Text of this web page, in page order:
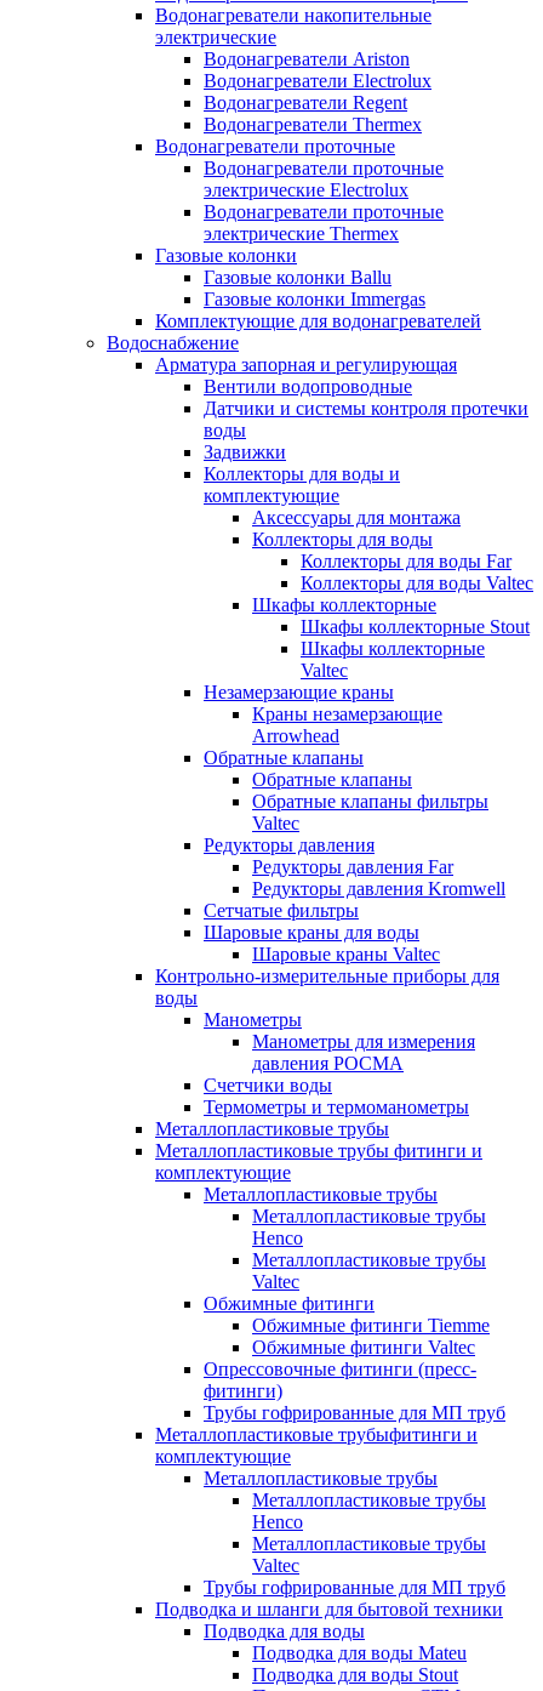
Водонагреватели накопительные
электрические
Водонагреватели Ariston
Водонагреватели Electrolux
Водонагреватели Regent
Водонагреватели Thermex
Водонагреватели проточные
Водонагреватели проточные
электрические Electrolux
Водонагреватели проточные
электрические Thermex
Газовые колонки
Газовые колонки Ballu
Газовые колонки Immergas
Комплектующие для водонагревателей
Водоснабжение
Арматура запорная и регулирующая
Вентили водопроводные
Датчики и системы контроля протечки
воды
Задвижки
Коллекторы для воды и
комплектующие
Аксессуары для монтажа
Коллекторы для воды
Коллекторы для воды Far
Коллекторы для воды Valtec
Шкафы коллекторные
Шкафы коллекторные Stout
Шкафы коллекторные
Valtec
Незамерзающие краны
Краны незамерзающие
Arrowhead
Обратные клапаны
Обратные клапаны
Обратные клапаны фильтры
Valtec
Редукторы давления
Редукторы давления Far
Редукторы давления Kromwell
Сетчатые фильтры
Шаровые краны для воды
Шаровые краны Valtec
Контрольно-измерительные приборы для
воды
Манометры
Манометры для измерения
давления РОСМА
Счетчики воды
Термометры и термоманометры
Металлопластиковые трубы
Металлопластиковые трубы фитинги и
комплектующие
Металлопластиковые трубы
Металлопластиковые трубы
Henco
Металлопластиковые трубы
Valtec
Обжимные фитинги
Обжимные фитинги Tiemme
Обжимные фитинги Valtec
Опрессовочные фитинги (пресс-
фитинги)
Трубы гофрированные для МП труб
Металлопластиковые трубыфитинги и
комплектующие
Металлопластиковые трубы
Металлопластиковые трубы
Henco
Металлопластиковые трубы
Valtec
Трубы гофрированные для МП труб
Подводка и шланги для бытовой техники
Подводка для воды
Подводка для воды Mateu
Подводка для воды Stout